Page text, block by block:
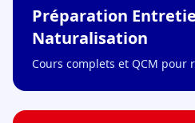
Préparation
Naturalisation
Cours complets et QCM pour